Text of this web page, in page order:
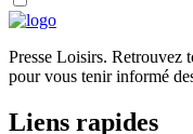
Presse Loisirs. Retrouvez
pour vous tenir informé
Liens rapides